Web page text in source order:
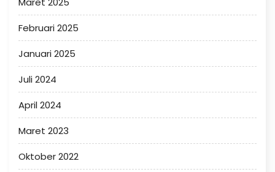
Februari 2025
Januari 2025
Juli 2024
April 2024
Maret 2023
Oktober 2022